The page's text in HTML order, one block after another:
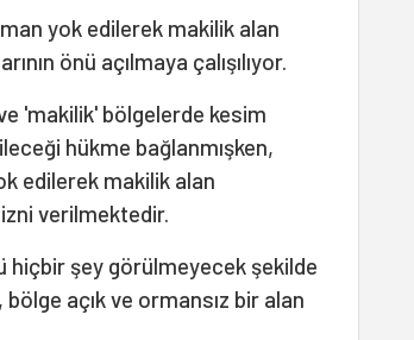
yok edilerek makilik alan
önü açılmaya çalışılıyor.
'makilik' bölgelerde kesim
hükme bağlanmışken,
edilerek makilik alan
verilmektedir.
hiçbir şey görülmeyecek şekilde
bölge açık ve ormansız bir alan